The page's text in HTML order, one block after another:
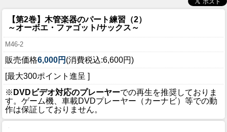
【第2巻】木管楽器のパート練習（2）
～オーボエ・ファゴット/サックス～
M46-2
販売価格6,000円 (消費税込:6,600円)
[最大300ポイント進呈 ]
※ DVDビデオ対応のプレーヤーでの再生を推奨しておりま
す。ゲーム機、車載DVDプレーヤー（カーナビ）等での動
作は保証しておりません。